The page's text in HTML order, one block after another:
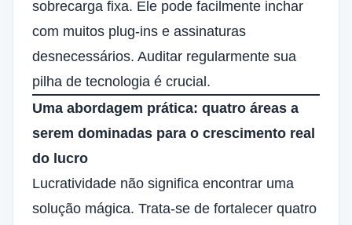
sobrecarga fixa. Ele pode facilmente inchar
com muitos plug-ins e assinaturas
desnecessários. Auditar regularmente sua
pilha de tecnologia é crucial.
Uma abordagem prática: quatro áreas a
serem dominadas para o crescimento real
do lucro
Lucratividade não significa encontrar uma
solução mágica. Trata-se de fortalecer quatro